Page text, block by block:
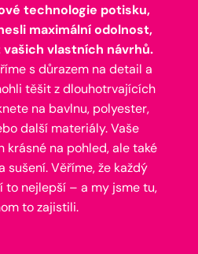
technologie potisku,
maximální odolnost,
vašich vlastních návrhů.
s důrazem na detail a
těšit z dlouhotrvajících
na bavlnu, polyester,
další materiály. Vaše
krásné na pohled, ale také
sušení. Věříme, že každý
to nejlepší – a my jsme tu,
to zajistili.